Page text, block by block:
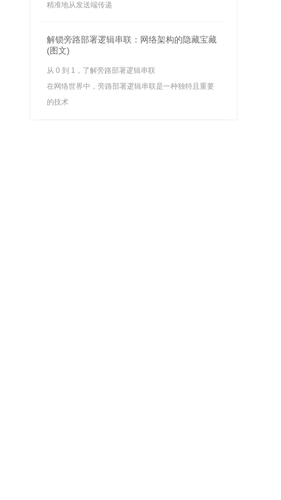
精准地从发送端传递
解锁旁路部署逻辑串联：网络架构的隐藏宝藏
(图文)
从 0 到 1，了解旁路部署逻辑串联
在网络世界中，旁路部署逻辑串联是一种独特且重要
的技术